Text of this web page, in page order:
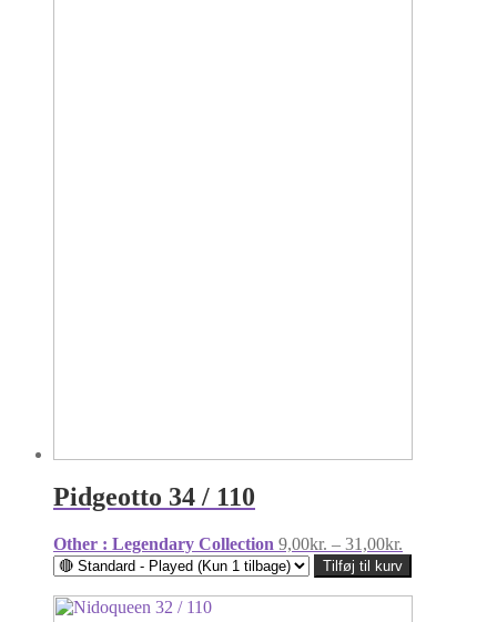
Pidgeotto 34 / 110
Other : Legendary Collection 9,00kr. – 31,00kr.
9,00kr.
til
31,00kr.
Tilføj til kurv